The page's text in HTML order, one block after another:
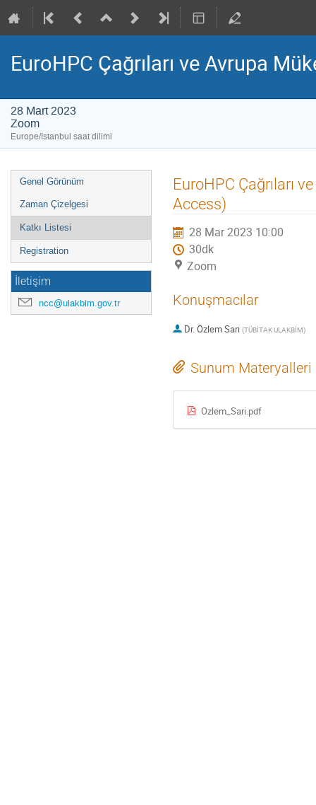
EuroHPC Çağrıları ve Avrupa
28 Mart 2023
Zoom
Europe/Istanbul saat dilimi
Event
menu
Genel Görünüm
Zaman Çizelgesi
Katkı Listesi
Registration
İletişim
ncc@ulakbim.gov.tr
EuroHPC Çağrıları
Access)
28 Mar 2023 10:00
30dk
Zoom
Konuşmacılar
Dr.Özlem Sarı (TÜBİTAK ULAKBİM)
Sunum Materyalleri
Ozlem_Sari.pdf